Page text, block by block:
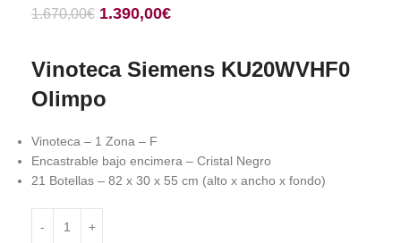
1.670,00€ 1.390,00€
Vinoteca Siemens KU20WVHF0
Olimpo
Vinoteca – 1 Zona – F
Encastrable bajo encimera – Cristal Negro
21 Botellas – 82 x 30 x 55 cm (alto x ancho x fondo)